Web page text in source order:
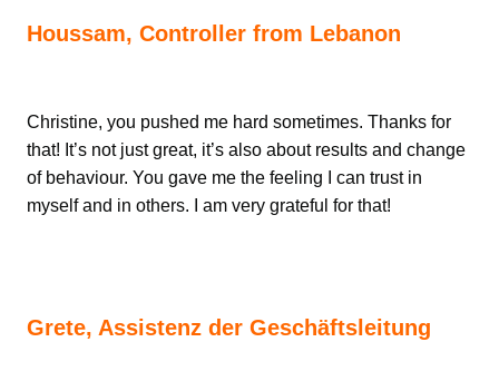
Houssam, Controller from Lebanon
Christine, you pushed me hard sometimes. Thanks for
that! It’s not just great, it’s also about results and change
of behaviour. You gave me the feeling I can trust in
myself and in others. I am very grateful for that!
Grete, Assistenz der Geschäftsleitung